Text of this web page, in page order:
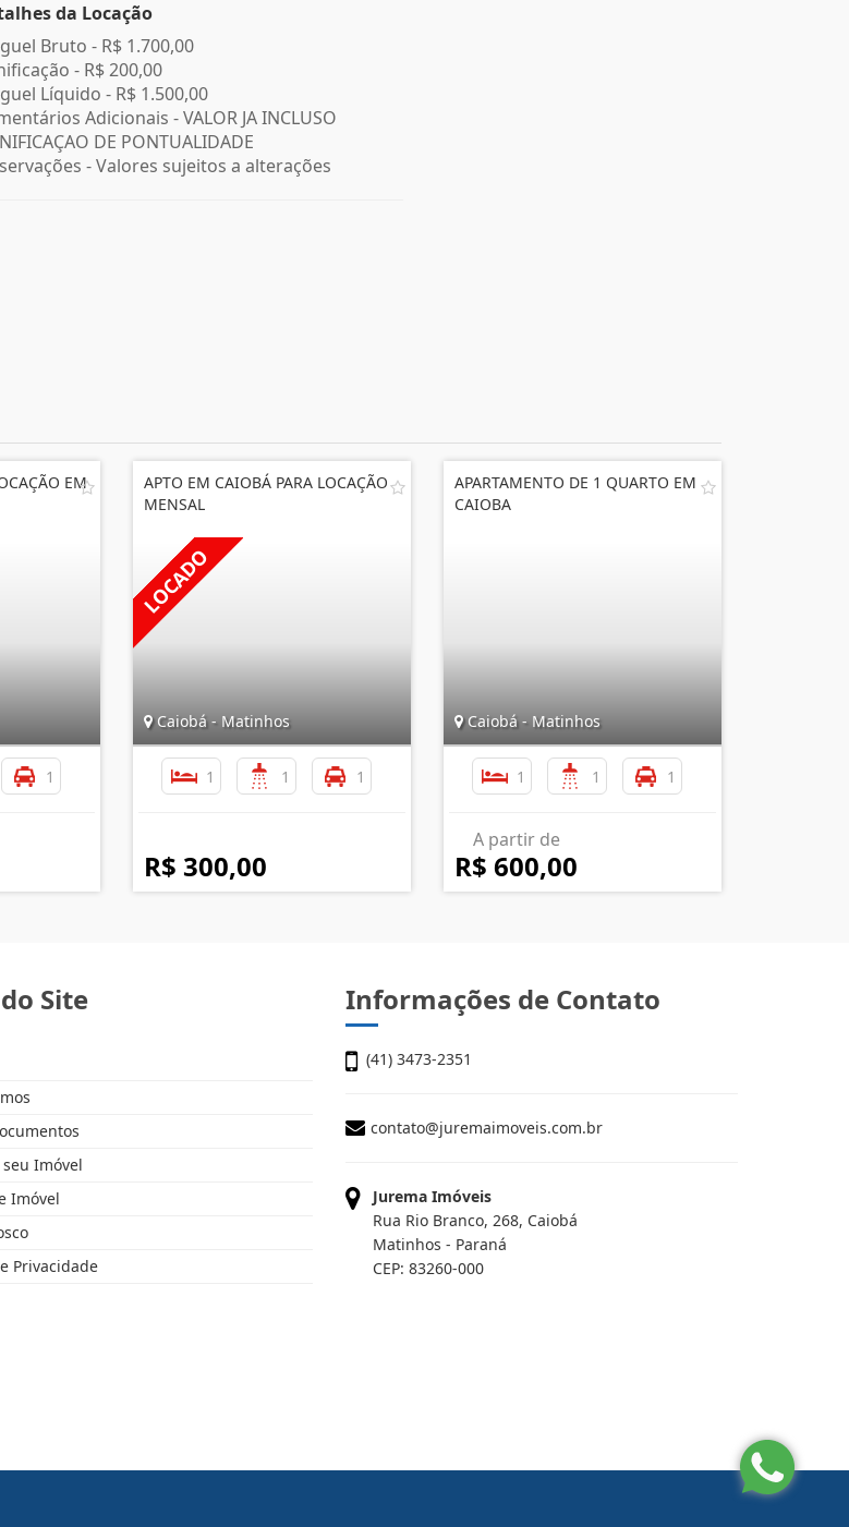
da Locação
Bruto - R$ 1.700,00
- R$ 200,00
Líquido - R$ 1.500,00
Adicionais - VALOR JA INCLUSO
DE PONTUALIDADE
- Valores sujeitos a alterações
EM
1
APTO EM CAIOBÁ PARA LOCAÇÃO
MENSAL
Caiobá - Matinhos
1 1 1
R$ 300,00
APARTAMENTO DE 1 QUARTO EM
CAIOBA
Caiobá - Matinhos
1 1 1
A partir de
R$ 600,00
Site
Imóvel
Imóvel
Privacidade
Informações de Contato
(41) 3473-2351
contato@juremaimoveis.com.br
Jurema Imóveis
Rua Rio Branco, 268, Caiobá
Matinhos - Paraná
CEP: 83260-000